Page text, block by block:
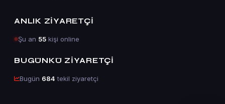
ANLIK ZIYARETÇI
Şu an 55 kişi online
BUGÜNKÜ ZIYARETÇI
Bugün 684 tekil ziyaretçi